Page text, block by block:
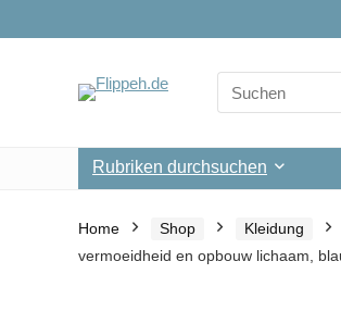
Search
for:
Rubriken durchsuchen
Home Shop Kleidung
vermoeidheid en opbouw lichaam,